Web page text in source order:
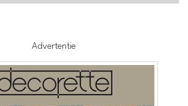
Advertentie